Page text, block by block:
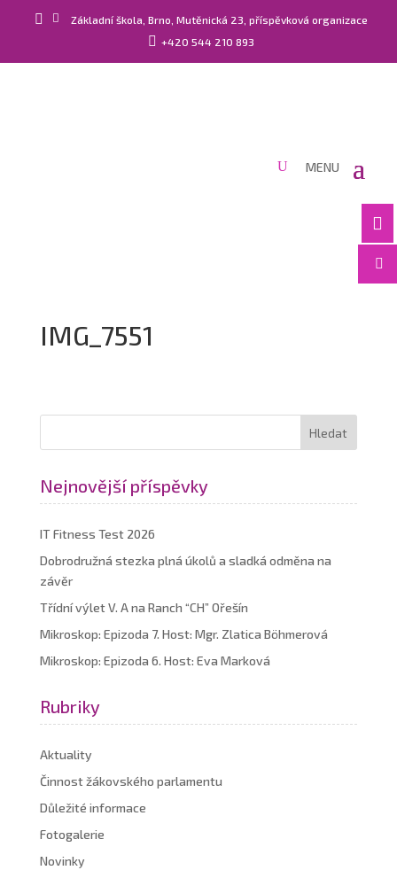
  Základní škola, Brno, Mutěnická 23, příspěvková organizace
 +420 544 210 893


IMG_7551
Nejnovější příspěvky
IT Fitness Test 2026
Dobrodružná stezka plná úkolů a sladká odměna na
závěr
Třídní výlet V. A na Ranch “CH” Ořešín
Mikroskop: Epizoda 7. Host: Mgr. Zlatica Böhmerová
Mikroskop: Epizoda 6. Host: Eva Marková
Rubriky
Aktuality
Činnost žákovského parlamentu
Důležité informace
Fotogalerie
Novinky